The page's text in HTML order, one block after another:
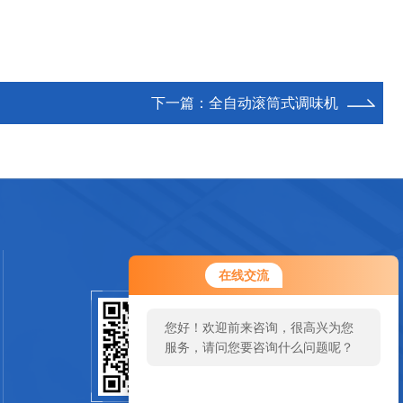
在线交流
您好！欢迎前来咨询，很高兴为您
服务，请问您要咨询什么问题呢？
您好，看您停留很久了，是否找到
了需求产品，您可以直接在线与我
下一篇： 全自动滚筒式调味机
扫一扫关注我们